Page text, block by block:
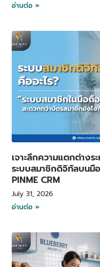
อ่านต่อ »
เจาะลึกความแตกต่าง
ระบบสมาชิกดิจิทัลบน
PINME CRM
July 31, 2026
อ่านต่อ »